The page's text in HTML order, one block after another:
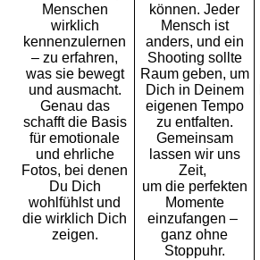
Menschen
wirklich
kennenzulernen
– zu erfahren,
was sie bewegt
und ausmacht.
Genau das
schafft die Basis
für emotionale
und ehrliche
Fotos, bei denen
Du Dich
wohlfühlst und
die wirklich Dich
zeigen.
können. Jeder
Mensch ist
anders, und ein
Shooting sollte
Raum geben, um
Dich in Deinem
eigenen Tempo
zu entfalten.
Gemeinsam
lassen wir uns
Zeit,
um die perfekten
Momente
einzufangen –
ganz ohne
Stoppuhr.